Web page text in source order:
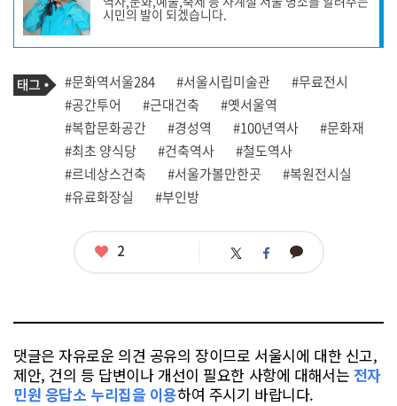
작
성
자
프
필
시민의 발이 되겠습니다.
기
사
관
련
태
그
태
그
#문화역서울284 #서울시립미술관
#무료전시
#공간투어
#근대건축
#옛서울역
#복합문화공간
#경성역 #100년역사
#문화재
#최초 양식당
#건축역사
#철도역사
#르네상스건축
#서울가볼만한곳
#복원전시실
#유료화장실
#부인방
좋
2 트 페 카
댓글은 자유로운 의견 공유의 장이므로 서울시에 대한 신고,
제안, 건의 등 답변이나 개선이 필요한 사항에 대해서는 전자
민원 응답소 누리집을 이용하여 주시기 바랍니다.